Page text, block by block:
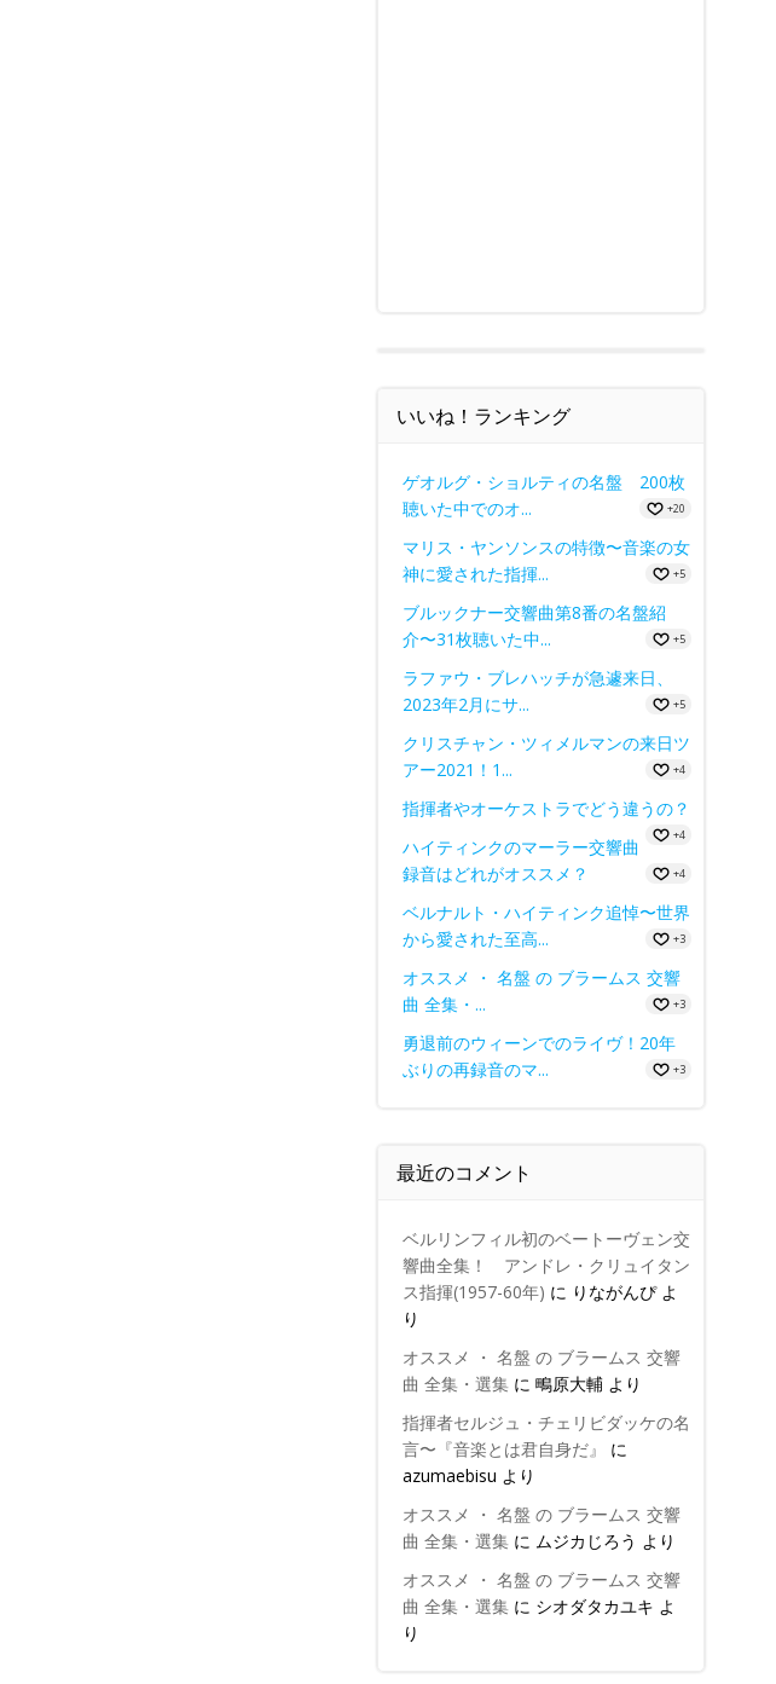
いいね！ランキング
ゲオルグ・ショルティの名盤 200枚
聴いた中でのオ...
+20
マリス・ヤンソンスの特徴〜音楽の女
神に愛された指揮...
+5
ブルックナー交響曲第8番の名盤紹
介〜31枚聴いた中...
+5
ラファウ・ブレハッチが急遽来日、
2023年2月にサ...
+5
クリスチャン・ツィメルマンの来日ツ
アー2021！1...
+4
指揮者やオーケストラでどう違うの？
+4
ハイティンクのマーラー交響曲
録音はどれがオススメ？
+4
ベルナルト・ハイティンク追悼〜世界
から愛された至高...
+3
オススメ ・ 名盤 の ブラームス 交響
曲 全集・...
+3
勇退前のウィーンでのライヴ！20年
ぶりの再録音のマ...
+3
最近のコメント
ベルリンフィル初のベートーヴェン交
響曲全集！ アンドレ・クリュイタン
ス指揮(1957-60年) に りながんぴよ
り
オススメ ・ 名盤 の ブラームス 交響
曲 全集・選集に 鴫原大輔より
指揮者セルジュ・チェリビダッケの名
言〜『音楽とは君自身だ』
に
azumaebisu より
オススメ ・ 名盤 の ブラームス 交響
曲 全集・選集に ムジカじろう より
オススメ ・ 名盤 の ブラームス 交響
曲 全集・選集に シオダタカユキ よ
り